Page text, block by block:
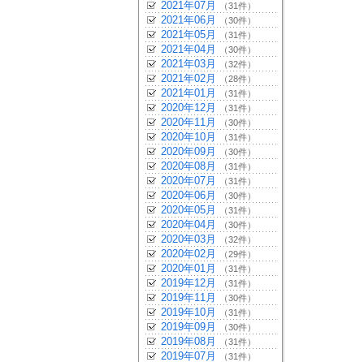
2021年07月 （31件）
2021年06月 （30件）
2021年05月 （31件）
2021年04月 （30件）
2021年03月 （32件）
2021年02月 （28件）
2021年01月 （31件）
2020年12月 （31件）
2020年11月 （30件）
2020年10月 （31件）
2020年09月 （30件）
2020年08月 （31件）
2020年07月 （31件）
2020年06月 （30件）
2020年05月 （31件）
2020年04月 （30件）
2020年03月 （32件）
2020年02月 （29件）
2020年01月 （31件）
2019年12月 （31件）
2019年11月 （30件）
2019年10月 （31件）
2019年09月 （30件）
2019年08月 （31件）
2019年07月 （31件）